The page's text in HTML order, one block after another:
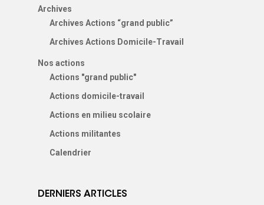
Archives
Archives Actions “grand public”
Archives Actions Domicile-Travail
Nos actions
Actions "grand public"
Actions domicile-travail
Actions en milieu scolaire
Actions militantes
Calendrier
DERNIERS ARTICLES